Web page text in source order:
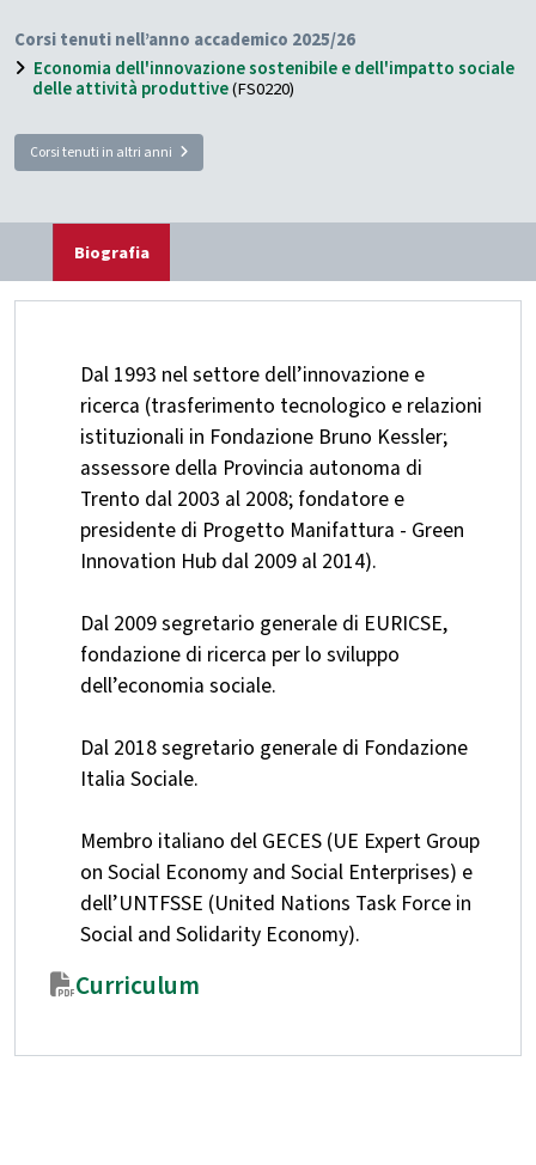
Corsi tenuti nell’anno accademico 2025/26
Economia dell'innovazione sostenibile e dell'impatto sociale
delle attività produttive(FS0220)
Corsi tenuti in altri anni
Biografia
Dal 1993 nel settore dell’innovazione e
ricerca (trasferimento tecnologico e relazioni
istituzionali in Fondazione Bruno Kessler;
assessore della Provincia autonoma di
Trento dal 2003 al 2008; fondatore e
presidente di Progetto Manifattura - Green
Innovation Hub dal 2009 al 2014).
Dal 2009 segretario generale di EURICSE,
fondazione di ricerca per lo sviluppo
dell’economia sociale.
Dal 2018 segretario generale di Fondazione
Italia Sociale.
Membro italiano del GECES (UE Expert Group
on Social Economy and Social Enterprises) e
dell’UNTFSSE (United Nations Task Force in
Social and Solidarity Economy).
Curriculum